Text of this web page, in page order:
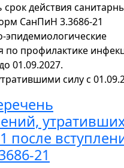
срок действия
СанПиН 3.3686-21
эпидемиологические
по профилактике
01.09.2027.
силу с
после
21